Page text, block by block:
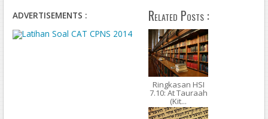
ADVERTISEMENTS : Related Posts :
Ringkasan HSI
7.10: At Tauraah
(Kit...